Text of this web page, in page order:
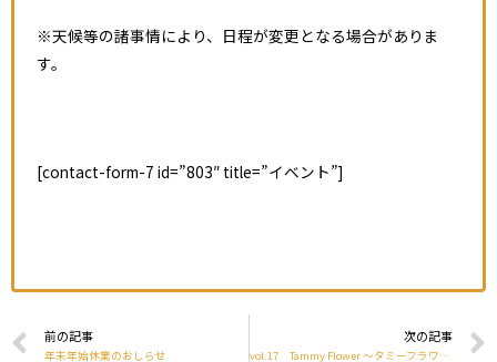
※天候等の諸事情により、日程が変更となる場合がありま
す。
[contact-form-7 id=”803″ title=”イベント”]
前の記事
年末年始休業のおしらせ
次の記事
vol.17 Tammy Flower ～タミーフラワー～